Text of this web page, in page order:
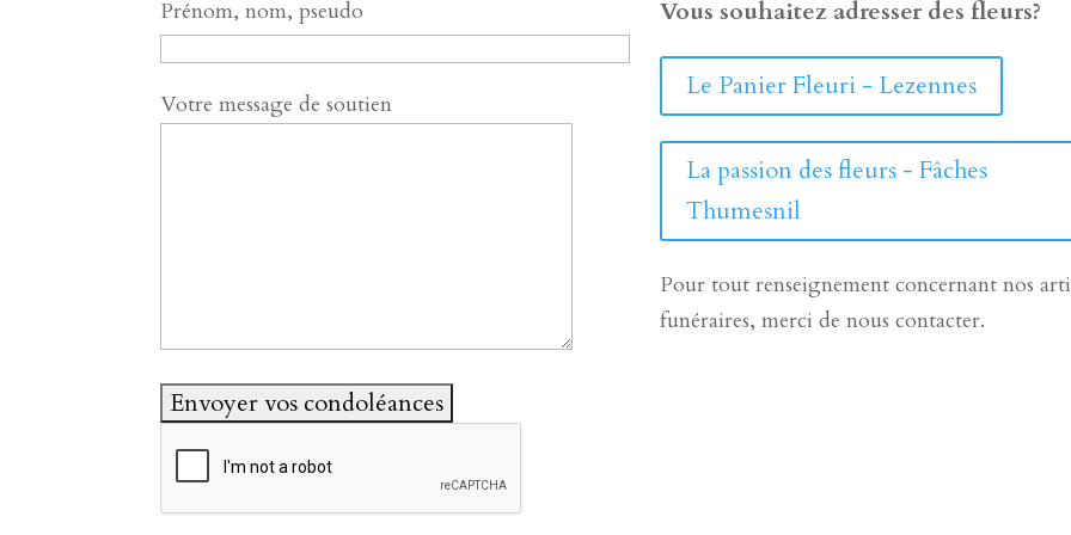
Prénom, nom, pseudo
Votre message de soutien
Vous souhaitez adresser des fleurs?
Le Panier Fleuri - Lezennes
La passion des fleurs - Fâches
Thumesnil
Pour tout renseignement concernant nos
funéraires, merci de nous contacter.